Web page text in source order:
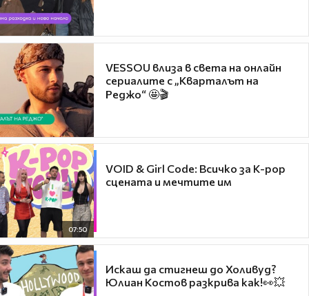
VESSOU влиза в света на онлайн
сериалите с „Кварталът на
Реджо“ 🤩🎬
07:50
VOID & Girl Code: Всичко за K-pop
сцената и мечтите им
Искаш да стигнеш до Холивуд?
Юлиан Костов разкрива как!👀💥